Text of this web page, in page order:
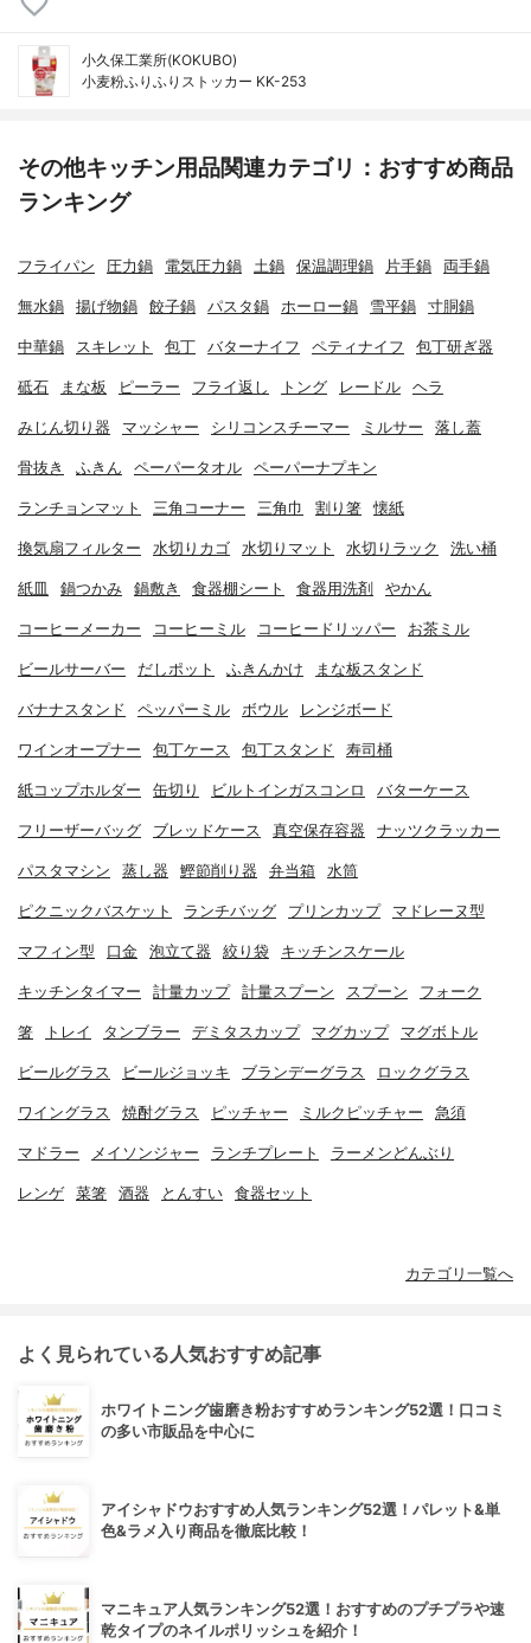
小久保工業所(KOKUBO)
小麦粉ふりふりストッカー KK-253
その他キッチン用品関連カテゴリ：おすすめ商品
ランキング
フライパン 圧力鍋 電気圧力鍋 土鍋 保温調理鍋 片手鍋 両手鍋
無水鍋 揚げ物鍋 餃子鍋 パスタ鍋 ホーロー鍋 雪平鍋 寸胴鍋
中華鍋 スキレット 包丁 バターナイフ ペティナイフ 包丁研ぎ器
砥石 まな板 ピーラー フライ返し トング レードル ヘラ
みじん切り器 マッシャー シリコンスチーマー ミルサー 落し蓋
骨抜き ふきん ペーパータオル ペーパーナプキン
ランチョンマット 三角コーナー 三角巾 割り箸 懐紙
換気扇フィルター 水切りカゴ 水切りマット 水切りラック 洗い桶
紙皿 鍋つかみ 鍋敷き 食器棚シート 食器用洗剤 やかん
コーヒーメーカー コーヒーミル コーヒードリッパー お茶ミル
ビールサーバー だしポット ふきんかけ まな板スタンド
バナナスタンド ペッパーミル ボウル レンジボード
ワインオープナー 包丁ケース 包丁スタンド 寿司桶
紙コップホルダー 缶切り ビルトインガスコンロ バターケース
フリーザーバッグ ブレッドケース 真空保存容器 ナッツクラッカー
パスタマシン 蒸し器 鰹節削り器 弁当箱 水筒
ピクニックバスケット ランチバッグ プリンカップ マドレーヌ型
マフィン型 口金 泡立て器 絞り袋 キッチンスケール
キッチンタイマー 計量カップ 計量スプーン スプーン フォーク
箸 トレイ タンブラー デミタスカップ マグカップ マグボトル
ビールグラス ビールジョッキ ブランデーグラス ロックグラス
ワイングラス 焼酎グラス ピッチャー ミルクピッチャー 急須
マドラー メイソンジャー ランチプレート ラーメンどんぶり
レンゲ 菜箸 酒器 とんすい 食器セット
カテゴリ一覧へ
よく見られている人気おすすめ記事
ホワイトニング歯磨き粉おすすめランキング52選！口コミ
の多い市販品を中心に
アイシャドウおすすめ人気ランキング52選！パレット&単
色&ラメ入り商品を徹底比較！
マニキュア人気ランキング52選！おすすめのプチプラや速
乾タイプのネイルポリッシュを紹介！